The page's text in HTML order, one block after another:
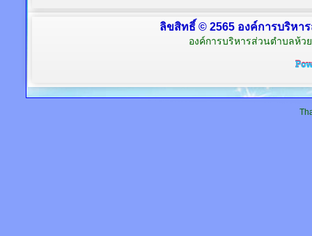
ลิขสิทธิ์ © 2565 องค์การบริหา
องค์การบริหารส่วนตำบลห้ว